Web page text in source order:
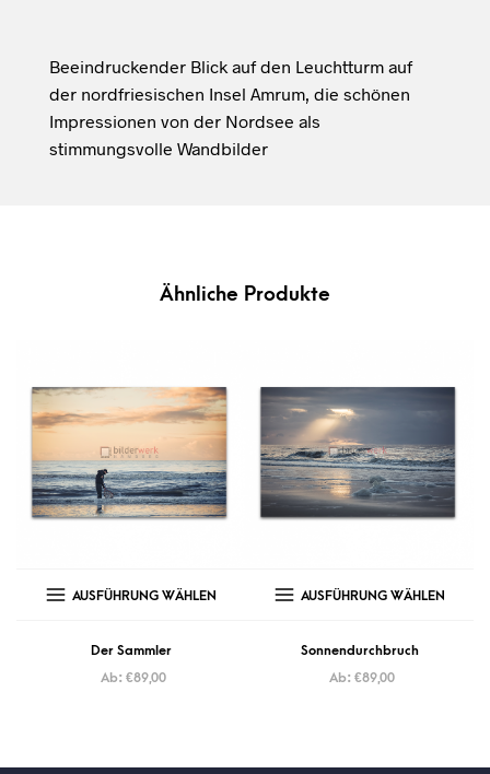
Beeindruckender Blick auf den Leuchtturm auf
der nordfriesischen Insel Amrum, die schönen
Impressionen von der Nordsee als
stimmungsvolle Wandbilder
Ähnliche Produkte
AUSFÜHRUNG WÄHLEN
Der Sammler
Ab: €89,00
AUSFÜHRUNG WÄHLEN
Sonnendurchbruch
Ab: €89,00